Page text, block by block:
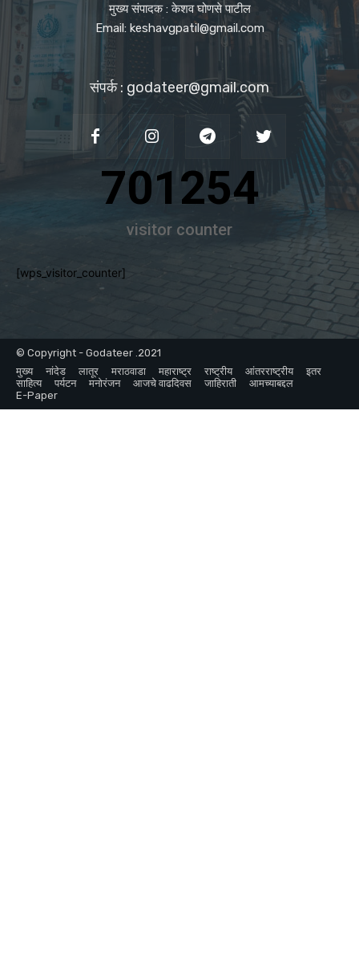
मुख्य संपादक : केशव घोणसे पाटील
Email: keshavgpatil@gmail.com
संपर्क : godateer@gmail.com
701254
visitor counter
[wps_visitor_counter]
© Copyright - Godateer .2021
मुख्य
नांदेड लातूर मराठवाडा महाराष्ट्र राष्ट्रीय आंतरराष्ट्रीय
इतर
साहित्य
पर्यटन मनोरंजन आजचे वाढदिवस जाहिराती
आमच्याबद्दल
E-Paper